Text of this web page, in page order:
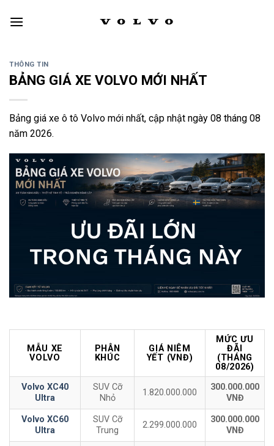
THÔNG TIN
BẢNG GIÁ XE VOLVO MỚI NHẤT
Bảng giá xe ô tô Volvo mới nhất, cập nhật ngày 08 tháng 08
năm 2026.
MẪU XE
VOLVO
PHÂN
KHÚC
GIÁ NIÊM
YẾT (VNĐ)
MỨC ƯU
ĐÃI
(THÁNG
08/2026)
Volvo XC40
Ultra
SUV Cỡ
Nhỏ
1.820.000.000
300.000.000
VNĐ
Volvo XC60
Ultra
SUV Cỡ
Trung
2.299.000.000
300.000.000
VNĐ